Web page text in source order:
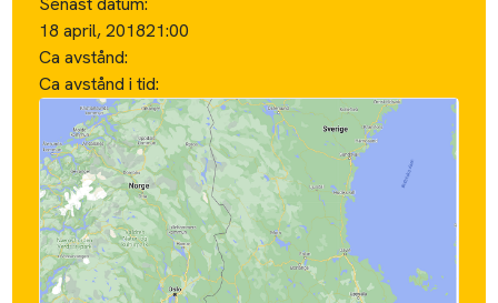
18 april, 201821:00
Ca avstånd:
Ca avstånd i tid: